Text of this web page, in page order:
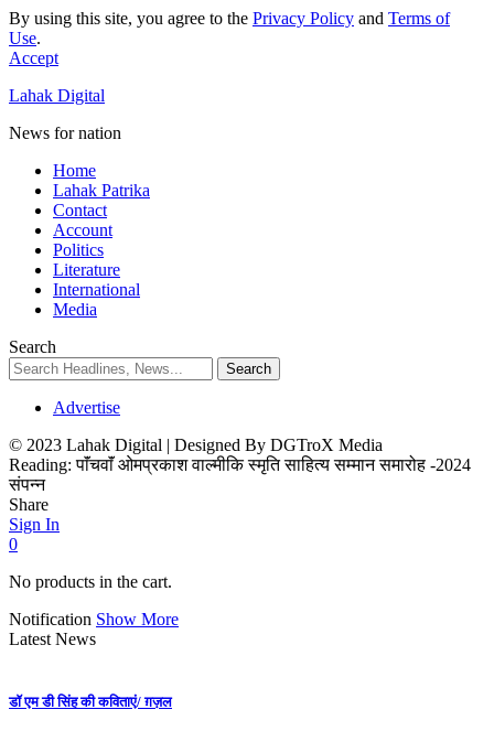
By using this site, you agree to the Privacy Policy and Terms of
Use.
Accept
Lahak Digital
News for nation
Home
Lahak Patrika
Contact
Account
Politics
Literature
International
Media
Search
Advertise
© 2023 Lahak Digital | Designed By DGTroX Media
Reading: पाॅंचवाॅं ओमप्रकाश वाल्मीकि स्मृति साहित्य सम्मान समारोह -2024
संपन्न
Share
Sign In
0
No products in the cart.
Notification Show More
Latest News
डॉ एम डी सिंह की कविताएं/ ग़ज़ल